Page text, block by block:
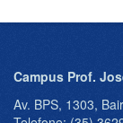
Campus Prof.
Av. BPS, 1303,